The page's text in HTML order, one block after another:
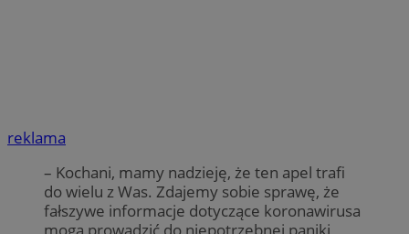
reklama
– Kochani, mamy nadzieję, że ten apel trafi
do wielu z Was. Zdajemy sobie sprawę, że
fałszywe informacje dotyczące koronawirusa